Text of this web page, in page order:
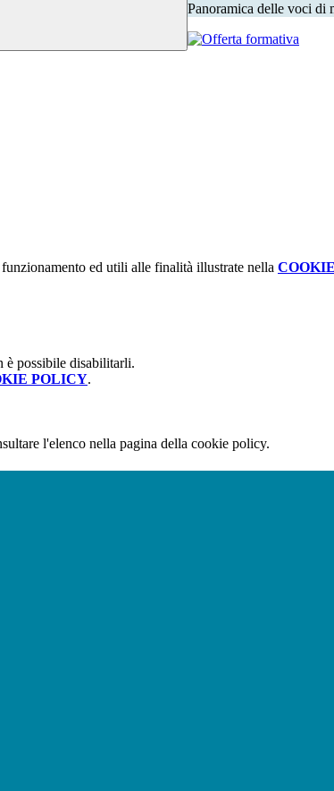
Panoramica delle voci di
ed utili alle finalità illustrate nella
è possibile disabilitarli.
POLICY.
l'elenco nella pagina della cookie policy.